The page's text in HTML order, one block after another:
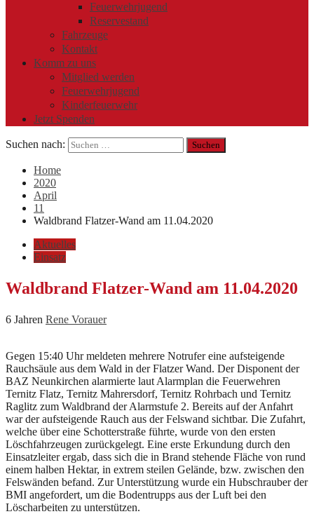
Feuerwehrjugend
Reservestand
Fahrzeuge
Kontakt
Komm zu uns
Mitglied werden
Feuerwehrjugend
Kinderfeuerwehr
Jetzt Spenden
Suchen nach:
Home
2020
April
11
Waldbrand Flatzer-Wand am 11.04.2020
Aktuelles
Einsatz
Waldbrand Flatzer-Wand am 11.04.2020
6 Jahren Rene Vorauer
Gegen 15:40 Uhr meldeten mehrere Notrufer eine aufsteigende
Rauchsäule aus dem Wald in der Flatzer Wand. Der Disponent der
BAZ Neunkirchen alarmierte laut Alarmplan die Feuerwehren
Ternitz Flatz, Ternitz Mahrersdorf, Ternitz Rohrbach und Ternitz
Raglitz zum Waldbrand der Alarmstufe 2. Bereits auf der Anfahrt
war der aufsteigende Rauch aus der Felswand sichtbar. Die Zufahrt,
welche über eine Schotterstraße führte, wurde von den ersten
Löschfahrzeugen zurückgelegt. Eine erste Erkundung durch den
Einsatzleiter ergab, dass sich die in Brand stehende Fläche von rund
einem halben Hektar, in extrem steilen Gelände, bzw. zwischen den
Felswänden befand. Zur Unterstützung wurde ein Hubschrauber der
BMI angefordert, um die Bodentrupps aus der Luft bei den
Löscharbeiten zu unterstützen.